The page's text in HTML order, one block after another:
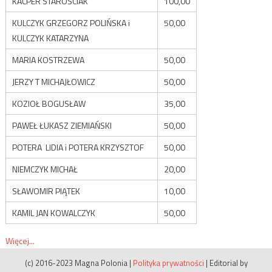
KULCZYK GRZEGORZ POLIŃSKA i
KULCZYK KATARZYNA
50,00
MARIA KOSTRZEWA
50,00
JERZY T MICHAJŁOWICZ
50,00
KOZIOŁ BOGUSŁAW
35,00
PAWEŁ ŁUKASZ ZIEMIAŃSKI
50,00
POTERA LIDIA i POTERA KRZYSZTOF
50,00
NIEMCZYK MICHAŁ
20,00
SŁAWOMIR PIĄTEK
10,00
KAMIL JAN KOWALCZYK
50,00
Więcej...
(c) 2016-2023 Magna Polonia | Polityka prywatności | Editorial by